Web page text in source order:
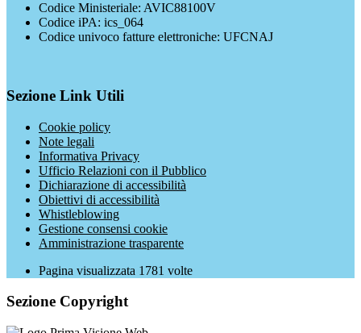
Codice Ministeriale: AVIC88100V
Codice iPA: ics_064
Codice univoco fatture elettroniche: UFCNAJ
Sezione Link Utili
Cookie policy
Note legali
Informativa Privacy
Ufficio Relazioni con il Pubblico
Dichiarazione di accessibilità
Obiettivi di accessibilità
Whistleblowing
Gestione consensi cookie
Amministrazione trasparente
Pagina visualizzata 1781 volte
Sezione Copyright